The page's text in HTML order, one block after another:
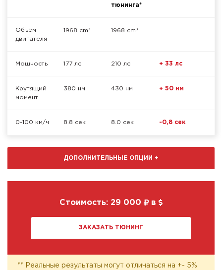
тюнинга*
Объём
двигателя
1968 cm³ 1968 cm³
Мощность 177 лс 210 лс + 33 лс
Крутящий
момент
380 нм 430 нм + 50 нм
0-100 км/ч 8.8 сек 8.0 сек -0,8 сек
ДОПОЛНИТЕЛЬНЫЕ ОПЦИИ +
Стоимость: 29 000 в
ЗАКАЗАТЬ ТЮНИНГ
** Реальные результаты могут отличаться на +- 5%